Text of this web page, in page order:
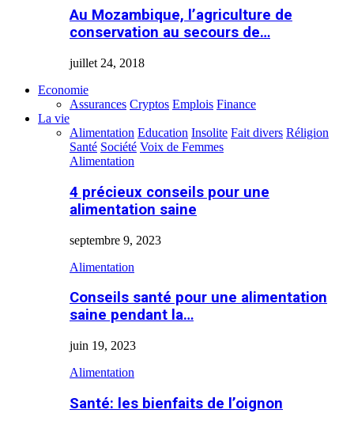
Au Mozambique, l’agriculture de
conservation au secours de…
juillet 24, 2018
Economie
Assurances Cryptos Emplois Finance
La vie
Alimentation Education Insolite Fait divers Réligion
Santé Société Voix de Femmes
Alimentation
4 précieux conseils pour une
alimentation saine
septembre 9, 2023
Alimentation
Conseils santé pour une alimentation
saine pendant la…
juin 19, 2023
Alimentation
Santé: les bienfaits de l’oignon